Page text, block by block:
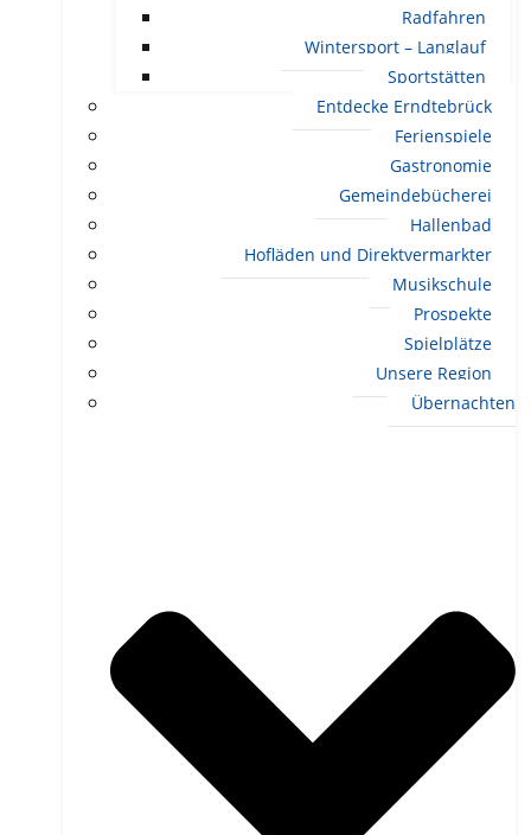
Radfahren
Wintersport – Langlauf
Sportstätten
Entdecke Erndtebrück
Ferienspiele
Gastronomie
Gemeindebücherei
Hallenbad
Hofläden und Direktvermarkter
Musikschule
Prospekte
Spielplätze
Unsere Region
Übernachten